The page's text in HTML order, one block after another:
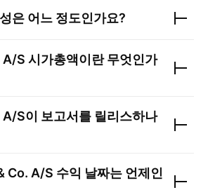
은 어느 정도인가요?
A/S 시가총액이란 무엇인가
A/S이 보고서를 릴리스하나
Co. A/S 수익 날짜는 언제인